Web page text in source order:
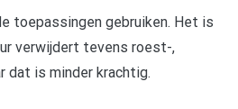
toepassingen gebruiken. Het is
verwijdert tevens roest-,
dat is minder krachtig.